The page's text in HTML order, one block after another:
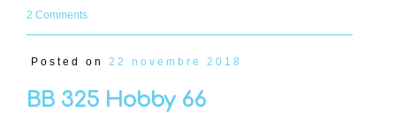
2 Comments
Posted on 22 novembre 2018
BB 325 Hobby 66